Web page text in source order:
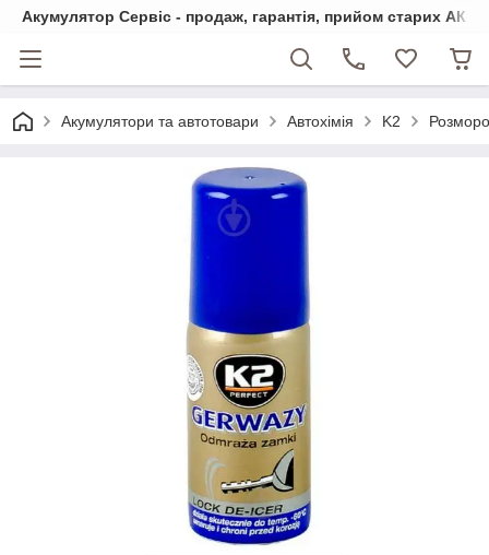
Акумулятор Сервіс - продаж, гарантія, прийом старих АКБ
Акумулятори та автотовари Автохімія K2